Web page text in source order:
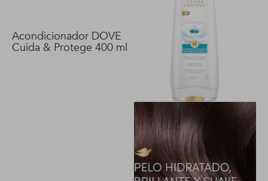
Acondicionador DOVE
Cuida & Protege 400 ml